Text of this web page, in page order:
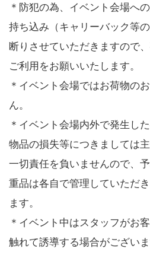
＊防犯の為、イベント会場へ
持ち込み（キャリーバック等
断りさせていただきますので
ご利用をお願いいたします。
＊イベント会場ではお荷物の
ん。
＊イベント会場内外で発生し
物品の損失等につきましては
一切責任を負いませんので、
重品は各自で管理していただ
ます。
＊イベント中はスタッフがお
触れて誘導する場合がござい